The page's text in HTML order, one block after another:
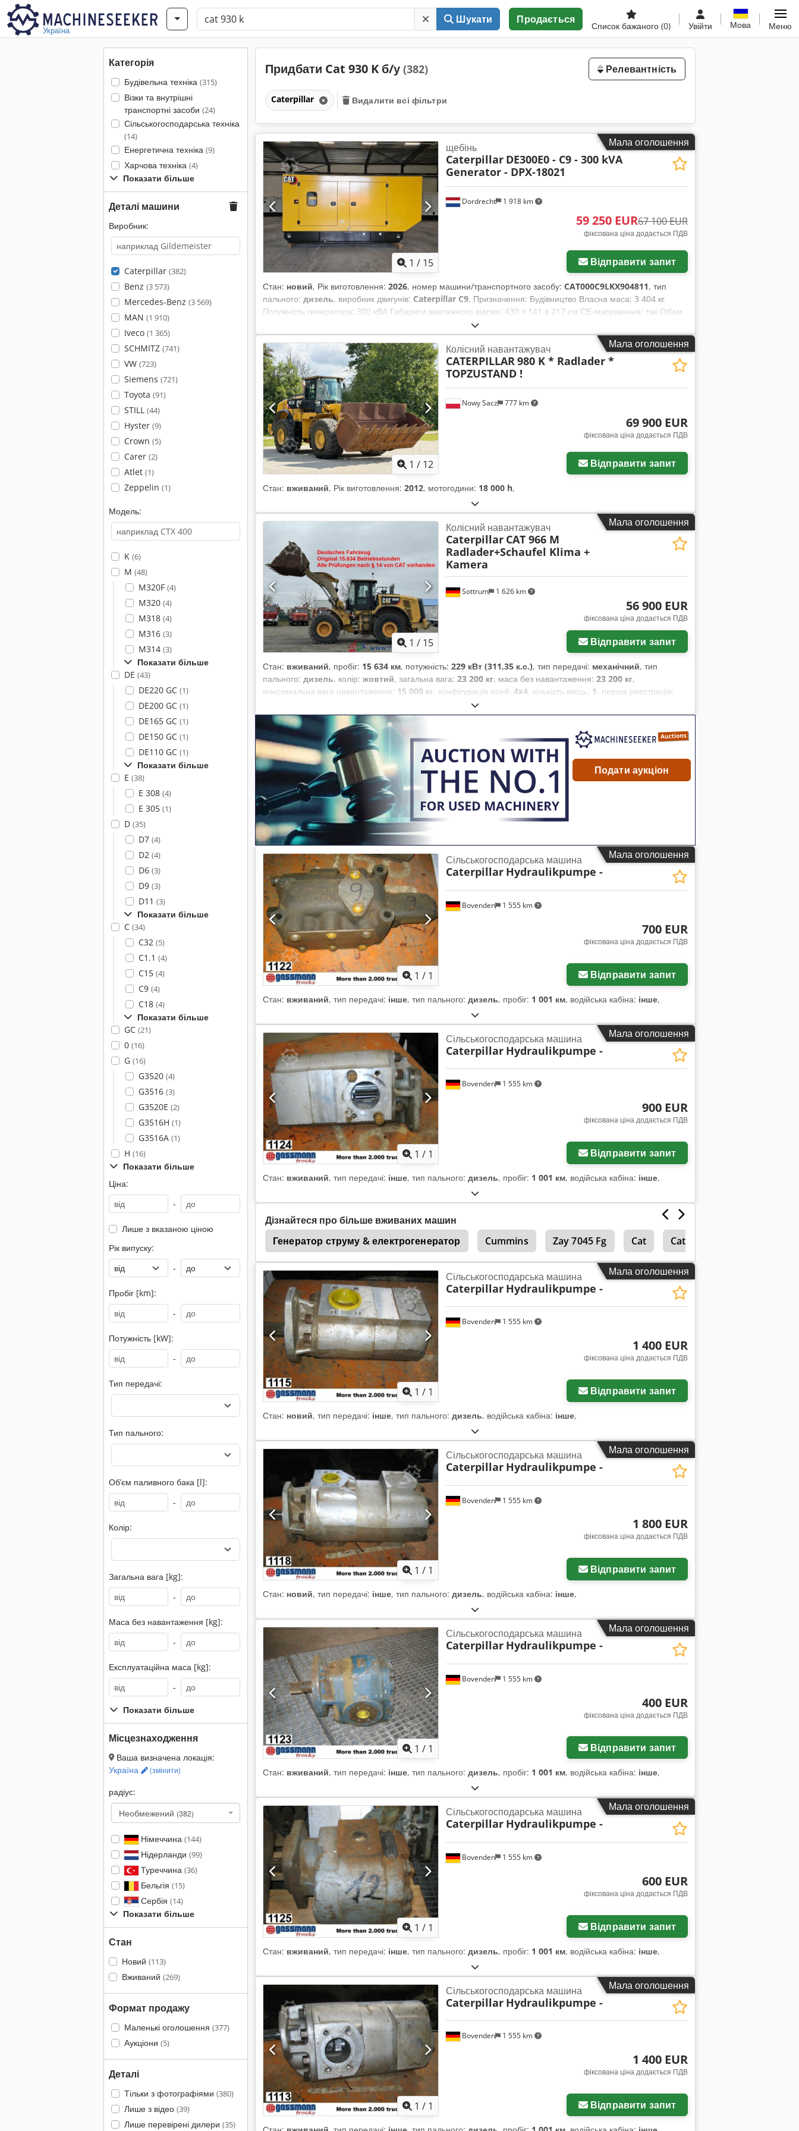
Україна
Шукати Продається
Список бажаного (0) Увійти Мова Меню
Категорія
Будівельна техніка (315)
Візки та внутрішні
транспортні засоби (24)
Сільськогосподарська техніка
(14)
Енергетична техніка (9)
Харчова техніка (4)
Показати більше
Деталі машини
Виробник:
Caterpillar (382)
Benz (3 573)
Mercedes-Benz (3 569)
MAN (1 910)
Iveco (1 365)
SCHMITZ (741)
VW (723)
Siemens (721)
Toyota (91)
STILL (44)
Hyster (9)
Crown (5)
Carer (2)
Atlet (1)
Zeppelin (1)
Модель:
K (6)
M (48)
M320F (4)
M320 (4)
M318 (4)
M316 (3)
M314 (3)
Показати більше
DE (43)
DE220 GC (1)
DE200 GC (1)
DE165 GC (1)
DE150 GC (1)
DE110 GC (1)
Показати більше
E (38)
E 308 (4)
E 305 (1)
D (35)
D7 (4)
D2 (4)
D6 (3)
D9 (3)
D11 (3)
Показати більше
C (34)
C32 (5)
C1.1 (4)
C15 (4)
C9 (4)
C18 (4)
Показати більше
GC (21)
0 (16)
G (16)
G3520 (4)
G3516 (3)
G3520E (2)
G3516H (1)
G3516A (1)
H (16)
Показати більше
Ціна:
-
Лише з вказаною ціною
Рік випуску:
-
Пробіг [km]:
-
Потужність [kW]:
-
Тип передачі:
Тип пального:
Обʼєм паливного бака [l]:
-
Колір:
Загальна вага [kg]:
-
Маса без навантаження [kg]:
-
Експлуатаційна маса [kg]:
-
Показати більше
Місцезнаходження
Ваша визначена локація:
Україна
(змінити)
радіус:
Необмежений (382)
Німеччина (144)
Нідерланди (99)
Туреччина (36)
Бельгія (15)
Сербія (14)
Показати більше
Стан
Новий (113)
Вживаний (269)
Формат продажу
Маленькі оголошення (377)
Аукціони (5)
Деталі
Тільки з фотографіями (380)
Лише з відео (39)
Лише перевірені дилери (35)
Придбати Cat 930 K б/у (382) Релевантність
Caterpillar Видалити всі фільтри
Мала оголошення
1 / 15
Dordrecht 1 918 km
щебінь
Caterpillar DE300E0 - C9 - 300 kVA
Generator - DPX-18021
59 250 EUR67 100 EUR
фіксована ціна додається ПДВ
Відправити запит
Стан: новий, Рік виготовлення: 2026, номер машини/транспортного засобу: CAT000C9LKX904811, тип
пального: дизель, виробник двигунів: Caterpillar C9, Призначення: Будівництво Власна маса: 3 404 кг
Потужність генератора: 300 кВА Габарити вантажного відсіку: 430 x 141 x 217 см СЕ-маркування: так Об’єм
водяного баку: 610 л Зв’яжіться з командою DPX для отримання додаткової інформації. = Додаткові опції та
обладнання = - Акумулятор Cedpfxozhzx Uj Ahcjha - Панель керування - Сталевий дах - Танк
Мала оголошення
1 / 12
Nowy Sacz 777 km
Колісний навантажувач
CATERPILLAR 980 K * Radlader *
TOPZUSTAND !
69 900 EUR
фіксована ціна додається ПДВ
Відправити запит
Стан: вживаний, Рік виготовлення: 2012, мотогодини: 18 000 h,
Мала оголошення
1 / 15
Sottrum 1 626 km
Колісний навантажувач
Caterpillar CAT 966 M
Radlader+Schaufel Klima +
Kamera
56 900 EUR
фіксована ціна додається ПДВ
Відправити запит
Стан: вживаний, пробіг: 15 634 км, потужність: 229 кВт (311,35 к.с.), тип передачі: механічний, тип
пального: дизель, колір: жовтий, загальна вага: 23 200 кг, маса без навантаження: 23 200 кг,
максимальна вага навантаження: 15 000 кг, конфігурація осей: 4x4, кількість місць: 1, перша реєстрація:
, Рік виготовлення:
денна кабіна, Обладнання:блокування диференціала, бортовий комп’ютер, гальмо зі стисненим
повітрям, головний захист, гідропідсилювач керма, додаткові фари, кабіна, кондиціонер,
паркувальні датчики, повний привід, система іммобілайзера, стандартна лопата, фільтр сажі,
Подати аукціон
Мала оголошення
1 / 1
Bovenden 1 555 km
Сільськогосподарська машина
Caterpillar Hydraulikpumpe -
700 EUR
фіксована ціна додається ПДВ
Відправити запит
Стан: вживаний, тип передачі: інше, тип пального: дизель, пробіг: 1 001 км, водійська кабіна: інше,
Мала оголошення
1 / 1
Bovenden 1 555 km
Сільськогосподарська машина
Caterpillar Hydraulikpumpe -
900 EUR
фіксована ціна додається ПДВ
Відправити запит
Стан: вживаний, тип передачі: інше, тип пального: дизель, пробіг: 1 001 км, водійська кабіна: інше,
Дізнайтеся про більше вживаних машин
Генератор струму & електрогенератор
Cummins Zay 7045 Fg Cat Cat 938 G
Мала оголошення
1 / 1
Bovenden 1 555 km
Сільськогосподарська машина
Caterpillar Hydraulikpumpe -
1 400 EUR
фіксована ціна додається ПДВ
Відправити запит
Стан: новий, тип передачі: інше, тип пального: дизель, водійська кабіна: інше,
Мала оголошення
1 / 1
Bovenden 1 555 km
Сільськогосподарська машина
Caterpillar Hydraulikpumpe -
1 800 EUR
фіксована ціна додається ПДВ
Відправити запит
Стан: новий, тип передачі: інше, тип пального: дизель, водійська кабіна: інше,
Мала оголошення
1 / 1
Bovenden 1 555 km
Сільськогосподарська машина
Caterpillar Hydraulikpumpe -
400 EUR
фіксована ціна додається ПДВ
Відправити запит
Стан: вживаний, тип передачі: інше, тип пального: дизель, пробіг: 1 001 км, водійська кабіна: інше,
Мала оголошення
1 / 1
Bovenden 1 555 km
Сільськогосподарська машина
Caterpillar Hydraulikpumpe -
600 EUR
фіксована ціна додається ПДВ
Відправити запит
Стан: вживаний, тип передачі: інше, тип пального: дизель, пробіг: 1 001 км, водійська кабіна: інше,
Мала оголошення
1 / 1
Bovenden 1 555 km
Сільськогосподарська машина
Caterpillar Hydraulikpumpe -
1 400 EUR
фіксована ціна додається ПДВ
Відправити запит